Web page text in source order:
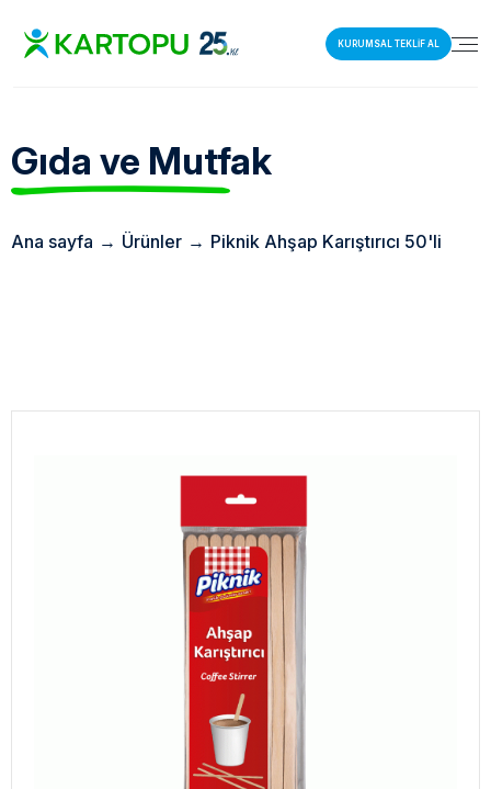
KURUMSAL TEKLİF AL
Gıda ve Mutfak
Ana sayfa → Ürünler → Piknik Ahşap Karıştırıcı 50'li